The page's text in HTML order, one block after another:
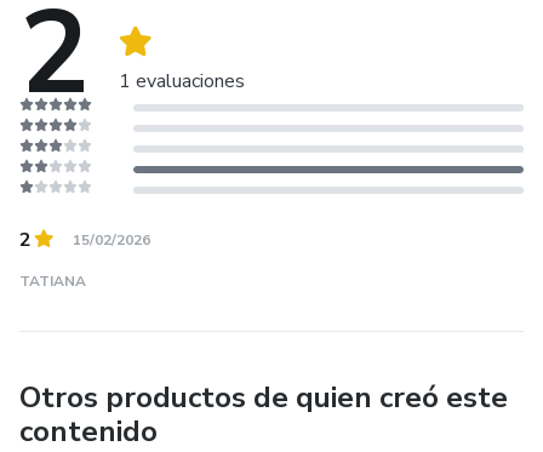
2 1 evaluaciones
2 15/02/2026
TATIANA
Otros productos de quien creó este
contenido